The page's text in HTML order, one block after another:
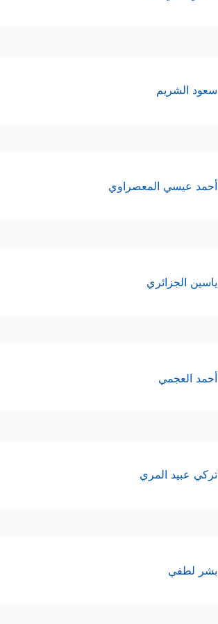
سعود الشريم
أحمد عيسي المعصراوي
ياسين الجزائري
أحمد العجمي
تركي عبيد المري
بشر لطفي